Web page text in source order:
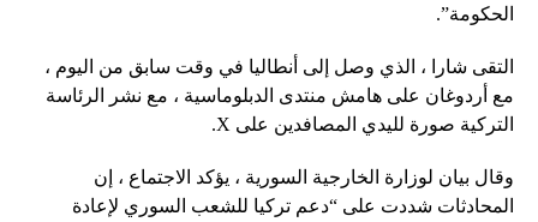
الحكومة”.
التقى شارا ، الذي وصل إلى أنطاليا في وقت سابق من اليوم ،
مع أردوغان على هامش منتدى الدبلوماسية ، مع نشر الرئاسة
التركية صورة لليدي المصافدين على X.
وقال بيان لوزارة الخارجية السورية ، يؤكد الاجتماع ، إن
المحادثات شددت على “دعم تركيا للشعب السوري لإعادة